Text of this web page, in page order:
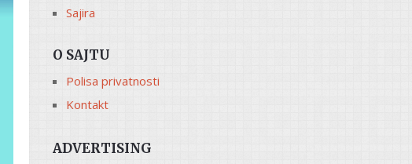
Sajira
O SAJTU
Polisa privatnosti
Kontakt
ADVERTISING